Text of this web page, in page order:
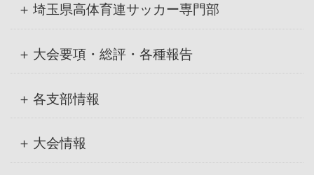
埼玉県高体育連サッカー専門部
大会要項・総評・各種報告
各支部情報
大会情報